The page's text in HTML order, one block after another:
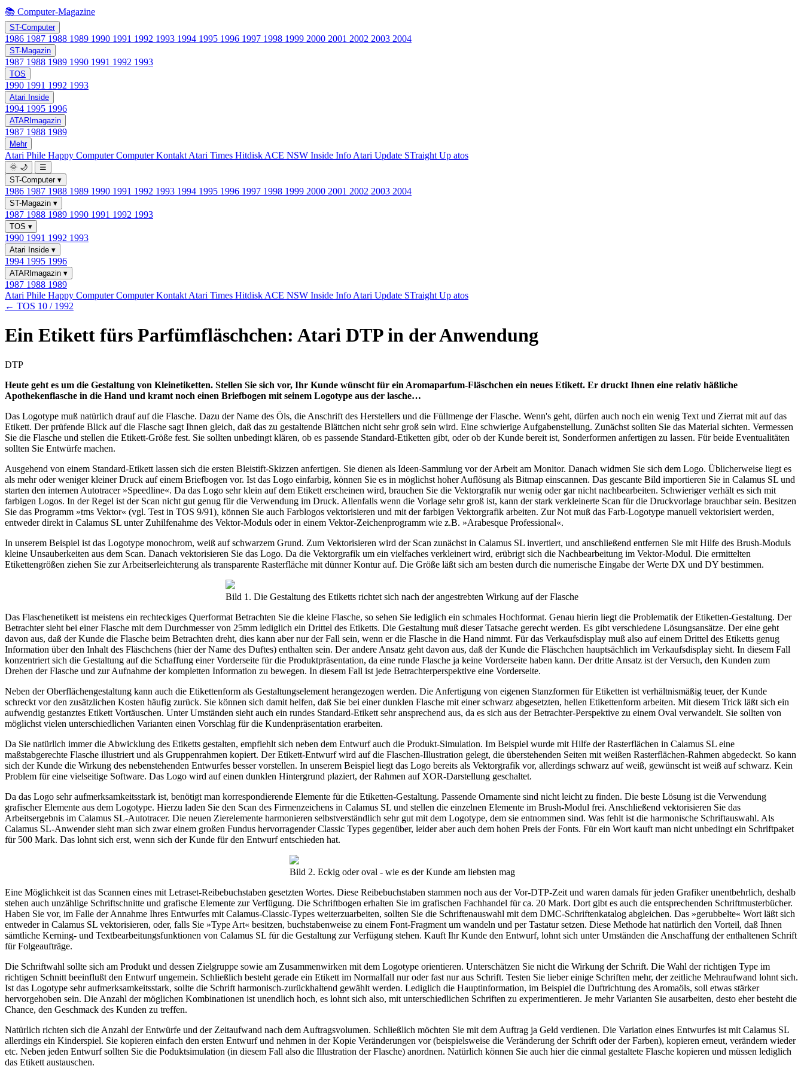
📚 Computer-Magazine
ST-Computer
1986 1987 1988 1989 1990 1991 1992 1993 1994 1995 1996 1997 1998 1999 2000 2001 2002 2003 2004
ST-Magazin
1987 1988 1989 1990 1991 1992 1993
TOS
1990 1991 1992 1993
Atari Inside
1994 1995 1996
ATARImagazin
1987 1988 1989
Mehr
Atari Phile Happy ComputerComputer Kontakt Atari Times Hitdisk ACE NSW Inside Info Atari Update STraight Up atos
🌞 🌙
☰
ST-Computer ▾
1986 1987 1988 1989 1990 1991 1992 1993 1994 1995 1996 1997 1998 1999 2000 2001 2002 2003 2004
ST-Magazin ▾
1987 1988 1989 1990 1991 1992 1993
TOS ▾
1990 1991 1992 1993
Atari Inside ▾
1994 1995 1996
ATARImagazin ▾
1987 1988 1989
Atari Phile Happy ComputerComputer Kontakt Atari Times Hitdisk ACE NSW Inside Info Atari Update STraight Up atos
← TOS 10 / 1992
Ein Etikett fürs Parfümfläschchen: Atari DTP in der Anwendung
DTP
Heute geht es um die Gestaltung von Kleinetiketten. Stellen Sie sich vor, Ihr Kunde wünscht für ein Aromaparfum-Fläschchen ein neues Etikett. Er druckt Ihnen eine relativ häßliche
Apothekenflasche in die Hand und kramt noch einen Briefbogen mit seinem Logotype aus der lasche…
Das Logotype muß natürlich drauf auf die Flasche. Dazu der Name des Öls, die Anschrift des Herstellers und die Füllmenge der Flasche. Wenn's geht, dürfen auch noch ein wenig Text und Zierrat mit auf das
Etikett. Der prüfende Blick auf die Flasche sagt Ihnen gleich, daß das zu gestaltende Blättchen nicht sehr groß sein wird. Eine schwierige Aufgabenstellung. Zunächst sollten Sie das Material sichten. Vermessen
Sie die Flasche und stellen die Etikett-Größe fest. Sie sollten unbedingt klären, ob es passende Standard-Etiketten gibt, oder ob der Kunde bereit ist, Sonderformen anfertigen zu lassen. Für beide Eventualitäten
sollten Sie Entwürfe machen.
Ausgehend von einem Standard-Etikett lassen sich die ersten Bleistift-Skizzen anfertigen. Sie dienen als Ideen-Sammlung vor der Arbeit am Monitor. Danach widmen Sie sich dem Logo. Üblicherweise liegt es
als mehr oder weniger kleiner Druck auf einem Briefbogen vor. Ist das Logo einfarbig, können Sie es in möglichst hoher Auflösung als Bitmap einscannen. Das gescante Bild importieren Sie in Calamus SL und
starten den internen Autotracer »Speedline«. Da das Logo sehr klein auf dem Etikett erscheinen wird, brauchen Sie die Vektorgrafik nur wenig oder gar nicht nachbearbeiten. Schwieriger verhält es sich mit
farbigen Logos. In der Regel ist der Scan nicht gut genug für die Verwendung im Druck. Allenfalls wenn die Vorlage sehr groß ist, kann der stark verkleinerte Scan für die Druckvorlage brauchbar sein. Besitzen
Sie das Programm »tms Vektor« (vgl. Test in TOS 9/91), können Sie auch Farblogos vektorisieren und mit der farbigen Vektorgrafik arbeiten. Zur Not muß das Farb-Logotype manuell vektorisiert werden,
entweder direkt in Calamus SL unter Zuhilfenahme des Vektor-Moduls oder in einem Vektor-Zeichenprogramm wie z.B. »Arabesque Professional«.
In unserem Beispiel ist das Logotype monochrom, weiß auf schwarzem Grund. Zum Vektorisieren wird der Scan zunächst in Calamus SL invertiert, und anschließend entfernen Sie mit Hilfe des Brush-Moduls
kleine Unsauberkeiten aus dem Scan. Danach vektorisieren Sie das Logo. Da die Vektorgrafik um ein vielfaches verkleinert wird, erübrigt sich die Nachbearbeitung im Vektor-Modul. Die ermittelten
Etikettengrößen ziehen Sie zur Arbeitserleichterung als transparente Rasterfläche mit dünner Kontur auf. Die Größe läßt sich am besten durch die numerische Eingabe der Werte DX und DY bestimmen.
Bild 1. Die Gestaltung des Etiketts richtet sich nach der angestrebten Wirkung auf der Flasche
Das Flaschenetikett ist meistens ein rechteckiges Querformat Betrachten Sie die kleine Flasche, so sehen Sie lediglich ein schmales Hochformat. Genau hierin liegt die Problematik der Etiketten-Gestaltung. Der
Betrachter sieht bei einer Flasche mit dem Durchmesser von 25mm lediglich ein Drittel des Etiketts. Die Gestaltung muß dieser Tatsache gerecht werden. Es gibt verschiedene Lösungsansätze. Der eine geht
davon aus, daß der Kunde die Flasche beim Betrachten dreht, dies kann aber nur der Fall sein, wenn er die Flasche in die Hand nimmt. Für das Verkaufsdisplay muß also auf einem Drittel des Etiketts genug
Information über den Inhalt des Fläschchens (hier der Name des Duftes) enthalten sein. Der andere Ansatz geht davon aus, daß der Kunde die Fläschchen hauptsächlich im Verkaufsdisplay sieht. In diesem Fall
konzentriert sich die Gestaltung auf die Schaffung einer Vorderseite für die Produktpräsentation, da eine runde Flasche ja keine Vorderseite haben kann. Der dritte Ansatz ist der Versuch, den Kunden zum
Drehen der Flasche und zur Aufnahme der kompletten Information zu bewegen. In diesem Fall ist jede Betrachterperspektive eine Vorderseite.
Neben der Oberflächengestaltung kann auch die Etikettenform als Gestaltungselement herangezogen werden. Die Anfertigung von eigenen Stanzformen für Etiketten ist verhältnismäßig teuer, der Kunde
schreckt vor den zusätzlichen Kosten häufig zurück. Sie können sich damit helfen, daß Sie bei einer dunklen Flasche mit einer schwarz abgesetzten, hellen Etikettenform arbeiten. Mit diesem Trick läßt sich ein
aufwendig gestanztes Etikett Vortäuschen. Unter Umständen sieht auch ein rundes Standard-Etikett sehr ansprechend aus, da es sich aus der Betrachter-Perspektive zu einem Oval verwandelt. Sie sollten von
möglichst vielen unterschiedlichen Varianten einen Vorschlag für die Kundenpräsentation erarbeiten.
Da Sie natürlich immer die Abwicklung des Etiketts gestalten, empfiehlt sich neben dem Entwurf auch die Produkt-Simulation. Im Beispiel wurde mit Hilfe der Rasterflächen in Calamus SL eine
maßstabgerechte Flasche illustriert und als Gruppenrahmen kopiert. Der Etikett-Entwurf wird auf die Flaschen-Illustration gelegt, die überstehenden Seiten mit weißen Rasterflächen-Rahmen abgedeckt. So kann
sich der Kunde die Wirkung des nebenstehenden Entwurfes besser vorstellen. In unserem Beispiel liegt das Logo bereits als Vektorgrafik vor, allerdings schwarz auf weiß, gewünscht ist weiß auf schwarz. Kein
Problem für eine vielseitige Software. Das Logo wird auf einen dunklen Hintergrund plaziert, der Rahmen auf XOR-Darstellung geschaltet.
Da das Logo sehr aufmerksamkeitsstark ist, benötigt man korrespondierende Elemente für die Etiketten-Gestaltung. Passende Ornamente sind nicht leicht zu finden. Die beste Lösung ist die Verwendung
grafischer Elemente aus dem Logotype. Hierzu laden Sie den Scan des Firmenzeichens in Calamus SL und stellen die einzelnen Elemente im Brush-Modul frei. Anschließend vektorisieren Sie das
Arbeitsergebnis im Calamus SL-Autotracer. Die neuen Zierelemente harmonieren selbstverständlich sehr gut mit dem Logotype, dem sie entnommen sind. Was fehlt ist die harmonische Schriftauswahl. Als
Calamus SL-Anwender sieht man sich zwar einem großen Fundus hervorragender Classic Types gegenüber, leider aber auch dem hohen Preis der Fonts. Für ein Wort kauft man nicht unbedingt ein Schriftpaket
für 500 Mark. Das lohnt sich erst, wenn sich der Kunde für den Entwurf entschieden hat.
Bild 2. Eckig oder oval - wie es der Kunde am liebsten mag
Eine Möglichkeit ist das Scannen eines mit Letraset-Reibebuchstaben gesetzten Wortes. Diese Reibebuchstaben stammen noch aus der Vor-DTP-Zeit und waren damals für jeden Grafiker unentbehrlich, deshalb
stehen auch unzählige Schriftschnitte und grafische Elemente zur Verfügung. Die Schriftbogen erhalten Sie im grafischen Fachhandel für ca. 20 Mark. Dort gibt es auch die entsprechenden Schriftmusterbücher.
Haben Sie vor, im Falle der Annahme Ihres Entwurfes mit Calamus-Classic-Types weiterzuarbeiten, sollten Sie die Schriftenauswahl mit dem DMC-Schriftenkatalog abgleichen. Das »gerubbelte« Wort läßt sich
entweder in Calamus SL vektorisieren, oder, falls Sie »Type Art« besitzen, buchstabenweise zu einem Font-Fragment um wandeln und per Tastatur setzen. Diese Methode hat natürlich den Vorteil, daß Ihnen
sämtliche Kerning- und Textbearbeitungsfunktionen von Calamus SL für die Gestaltung zur Verfügung stehen. Kauft Ihr Kunde den Entwurf, lohnt sich unter Umständen die Anschaffung der enthaltenen Schrift
für Folgeaufträge.
Die Schriftwahl sollte sich am Produkt und dessen Zielgruppe sowie am Zusammenwirken mit dem Logotype orientieren. Unterschätzen Sie nicht die Wirkung der Schrift. Die Wahl der richtigen Type im
richtigen Schnitt beeinflußt den Entwurf ungemein. Schließlich besteht gerade ein Etikett im Normalfall nur oder fast nur aus Schrift. Testen Sie lieber einige Schriften mehr, der zeitliche Mehraufwand lohnt sich.
Ist das Logotype sehr aufmerksamkeitsstark, sollte die Schrift harmonisch-zurückhaltend gewählt werden. Lediglich die Hauptinformation, im Beispiel die Duftrichtung des Aromaöls, soll etwas stärker
hervorgehoben sein. Die Anzahl der möglichen Kombinationen ist unendlich hoch, es lohnt sich also, mit unterschiedlichen Schriften zu experimentieren. Je mehr Varianten Sie ausarbeiten, desto eher besteht die
Chance, den Geschmack des Kunden zu treffen.
Natürlich richten sich die Anzahl der Entwürfe und der Zeitaufwand nach dem Auftragsvolumen. Schließlich möchten Sie mit dem Auftrag ja Geld verdienen. Die Variation eines Entwurfes ist mit Calamus SL
allerdings ein Kinderspiel. Sie kopieren einfach den ersten Entwurf und nehmen in der Kopie Veränderungen vor (beispielsweise die Veränderung der Schrift oder der Farben), kopieren erneut, verändern wieder
etc. Neben jeden Entwurf sollten Sie die Poduktsimulation (in diesem Fall also die Illustration der Flasche) anordnen. Natürlich können Sie auch hier die einmal gestaltete Flasche kopieren und müssen lediglich
das Etikett austauschen.